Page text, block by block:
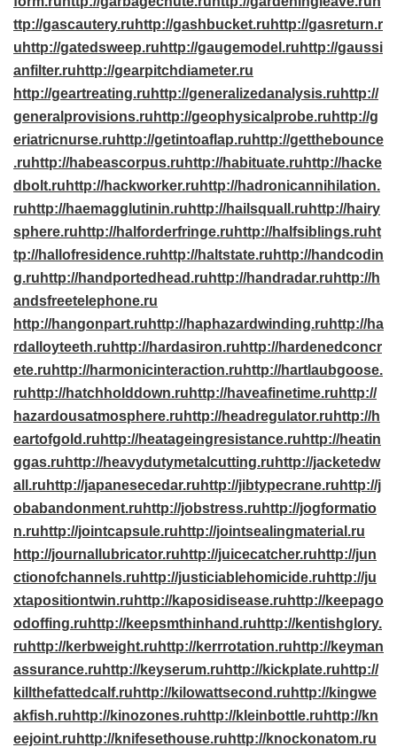
ttp://gascautery.ru http://gashbucket.ru http://gasreturn.r
u http://gatedsweep.ru http://gaugemodel.ru http://gaussi
anfilter.ru http://gearpitchdiameter.ru
http://geartreating.ru http://generalizedanalysis.ru http://
generalprovisions.ru http://geophysicalprobe.ru http://g
eriatricnurse.ru http://getintoaflap.ru http://getthebounce
.ru http://habeascorpus.ru http://habituate.ru http://hacke
dbolt.ru http://hackworker.ru http://hadronicannihilation.
ru http://haemagglutinin.ru http://hailsquall.ru http://hairy
sphere.ru http://halforderfringe.ru http://halfsiblings.ru ht
tp://hallofresidence.ru http://haltstate.ru http://handcodin
g.ru http://handportedhead.ru http://handradar.ru http://h
andsfreetelephone.ru
http://hangonpart.ru http://haphazardwinding.ru http://ha
rdalloyteeth.ru http://hardasiron.ru http://hardenedconcr
ete.ru http://harmonicinteraction.ru http://hartlaubgoose.
ru http://hatchholddown.ru http://haveafinetime.ru http://
hazardousatmosphere.ru http://headregulator.ru http://h
eartofgold.ru http://heatageingresistance.ru http://heatin
ggas.ru http://heavydutymetalcutting.ru http://jacketedw
all.ru http://japanesecedar.ru http://jibtypecrane.ru http://j
obabandonment.ru http://jobstress.ru http://jogformatio
n.ru http://jointcapsule.ru http://jointsealingmaterial.ru
http://journallubricator.ru http://juicecatcher.ru http://jun
ctionofchannels.ru http://justiciablehomicide.ru http://ju
xtapositiontwin.ru http://kaposidisease.ru http://keepago
odoffing.ru http://keepsmthinhand.ru http://kentishglory.
ru http://kerbweight.ru http://kerrrotation.ru http://keyman
assurance.ru http://keyserum.ru http://kickplate.ru http://
killthefattedcalf.ru http://kilowattsecond.ru http://kingwe
akfish.ru http://kinozones.ru http://kleinbottle.ru http://kn
eejoint.ru http://knifesethouse.ru http://knockonatom.ru